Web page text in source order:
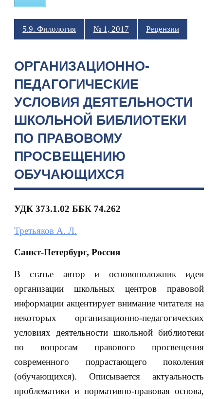
5.9. Филология № 1, 2017 Рецензии
ОРГАНИЗАЦИОННО-
ПЕДАГОГИЧЕСКИЕ
УСЛОВИЯ ДЕЯТЕЛЬНОСТИ
ШКОЛЬНОЙ БИБЛИОТЕКИ
ПО ПРАВОВОМУ
ПРОСВЕЩЕНИЮ
ОБУЧАЮЩИХСЯ
УДК 373.1.02 ББК 74.262
Третьяков А. Л.
Санкт-Петербург, Россия
В статье автор и основоположник идеи
организации школьных центров правовой
информации акцентирует внимание читателя на
некоторых организационно-педагогических
условиях деятельности школьной библиотеки
по вопросам правового просвещения
современного подрастающего поколения
(обучающихся). Описывается актуальность
проблематики и нормативно-правовая основа,